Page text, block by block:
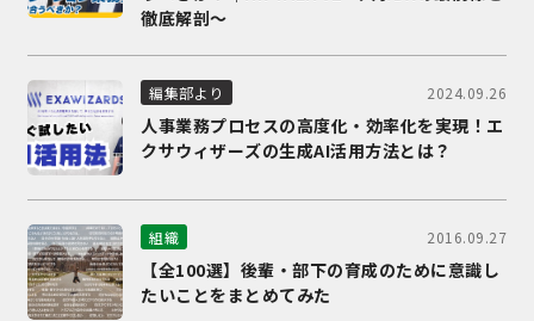
徹底解剖～
編集部より 2024.09.26
人事業務プロセスの高度化・効率化を実現！エ
クサウィザーズの生成AI活用方法とは？
組織 2016.09.27
【全100選】後輩・部下の育成のために意識し
たいことをまとめてみた